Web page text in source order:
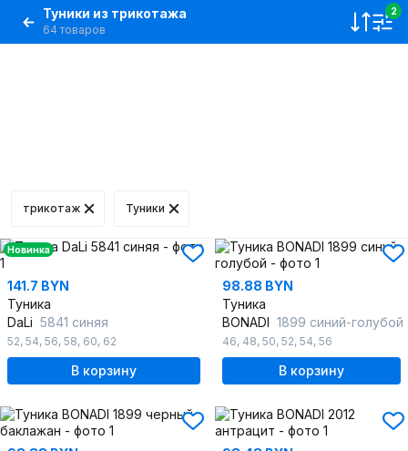
Туники из трикотажа
64 товаров
2
трикотаж Туники
Новинка
141.7 BYN
Туника
DaLi 5841 синяя
52, 54, 56, 58, 60, 62
В корзину
98.88 BYN
Туника
BONADI 1899 синий-голубой
46, 48, 50, 52, 54, 56
В корзину